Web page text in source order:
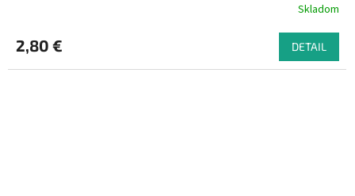
Skladom
2,80 € DETAIL